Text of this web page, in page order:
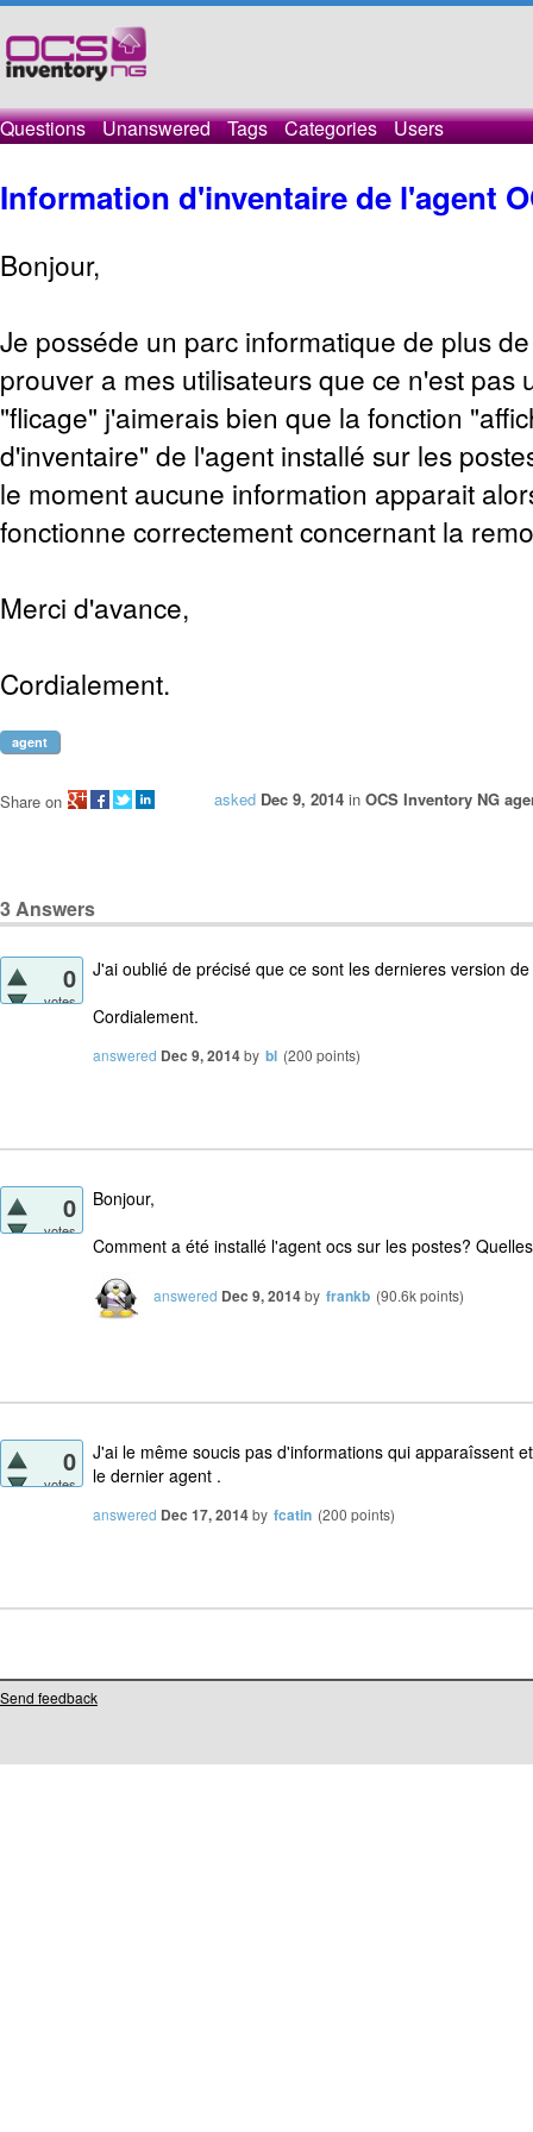
Questions Unanswered Tags Categories Users
Information d'inventaire de l'agent
Bonjour,
Je posséde un parc informatique de plus
prouver a mes utilisateurs que ce n'est pas
"flicage" j'aimerais bien que la fonction
d'inventaire" de l'agent installé sur les
le moment aucune information apparait
fonctionne correctement concernant la
Merci d'avance,
Cordialement.
agent
asked Dec 9, 2014 in OCS Inventory NG
Share on
3Answers
0
votes
J'ai oublié de précisé que ce sont les dernieres version
Cordialement.
answered Dec 9, 2014by bl (200 points)
0
votes
Bonjour,
Comment a été installé l'agent ocs sur les postes?
answered Dec 9, 2014by frankb (90.6kpoints)
0
votes
J'ai le même soucis pas d'informations qui apparaîssent
le dernier agent .
answered Dec 17, 2014by fcatin (200 points)
Send feedback